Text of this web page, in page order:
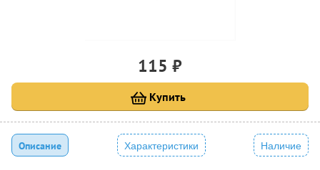
115 ₽
Купить
Описание Характеристики Наличие